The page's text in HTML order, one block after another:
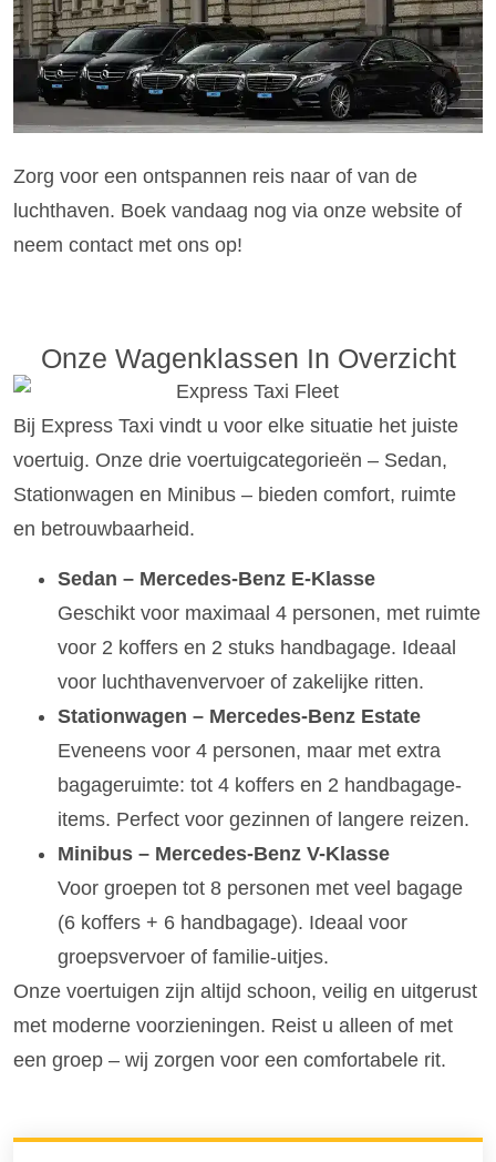
Zorg voor een ontspannen reis naar of van de
luchthaven. Boek vandaag nog via onze website of
neem contact met ons op!
Onze Wagenklassen In Overzicht
Bij Express Taxi vindt u voor elke situatie het juiste
voertuig. Onze drie voertuigcategorieën – Sedan,
Stationwagen en Minibus – bieden comfort, ruimte
en betrouwbaarheid.
Sedan – Mercedes-Benz E-Klasse
Geschikt voor maximaal 4 personen, met ruimte
voor 2 koffers en 2 stuks handbagage. Ideaal
voor luchthavenvervoer of zakelijke ritten.
Stationwagen – Mercedes-Benz Estate
Eveneens voor 4 personen, maar met extra
bagageruimte: tot 4 koffers en 2 handbagage-
items. Perfect voor gezinnen of langere reizen.
Minibus – Mercedes-Benz V-Klasse
Voor groepen tot 8 personen met veel bagage
(6 koffers + 6 handbagage). Ideaal voor
groepsvervoer of familie-uitjes.
Onze voertuigen zijn altijd schoon, veilig en uitgerust
met moderne voorzieningen. Reist u alleen of met
een groep – wij zorgen voor een comfortabele rit.